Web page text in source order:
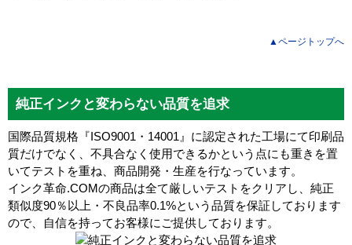
▲ページトップへ
純正インクと変わらない品質を追求
国際品質規格『ISO9001・14001』に認定された工場にて印刷品
質だけでなく、不具合なく使用できるかという点にも重きを置
いてテストを重ね、商品開発・生産を行なっています。
インク革命.COMの商品は全て厳しいテストをクリアし、 純正
類似度90％以上・不良品率0.1%という品質を保証しております
ので、自信を持ってお客様にご提供しております。